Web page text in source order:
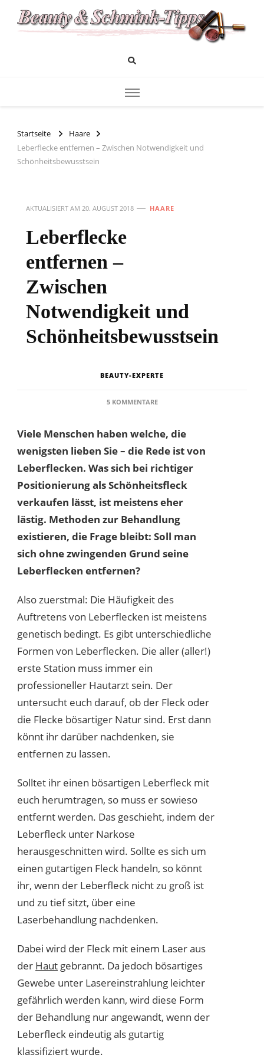
Beauty und Schminktipps
Startseite
Haare
Leberflecke entfernen – Zwischen Notwendigkeit und
Schönheitsbewusstsein
AKTUALISIERT AM 20. AUGUST 2018 HAARE
Leberflecke
entfernen –
Zwischen
Notwendigkeit und
Schönheitsbewusstsein
BEAUTY-EXPERTE
5 KOMMENTAREZU
–
ZWISCHEN
NOTWENDIGKEIT
UND
SCHÖNHEITSBEWUSSTSEIN
Viele Menschen haben welche, die
wenigsten lieben Sie – die Rede ist von
Leberflecken. Was sich bei richtiger
Positionierung als Schönheitsfleck
verkaufen lässt, ist meistens eher
lästig. Methoden zur Behandlung
existieren, die Frage bleibt: Soll man
sich ohne zwingenden Grund seine
Leberflecken entfernen?
Also zuerstmal: Die Häufigkeit des
Auftretens von Leberflecken ist meistens
genetisch bedingt. Es gibt unterschiedliche
Formen von Leberflecken. Die aller (aller!)
erste Station muss immer ein
professioneller Hautarzt sein. Der
untersucht euch darauf, ob der Fleck oder
die Flecke bösartiger Natur sind. Erst dann
könnt ihr darüber nachdenken, sie
entfernen zu lassen.
Solltet ihr einen bösartigen Leberfleck mit
euch herumtragen, so muss er sowieso
entfernt werden. Das geschieht, indem der
Leberfleck unter Narkose
herausgeschnitten wird. Sollte es sich um
einen gutartigen Fleck handeln, so könnt
ihr, wenn der Leberfleck nicht zu groß ist
und zu tief sitzt, über eine
Laserbehandlung nachdenken.
Dabei wird der Fleck mit einem Laser aus
der Haut gebrannt. Da jedoch bösartiges
Gewebe unter Lasereinstrahlung leichter
gefährlich werden kann, wird diese Form
der Behandlung nur angewandt, wenn der
Leberfleck eindeutig als gutartig
klassifiziert wurde.